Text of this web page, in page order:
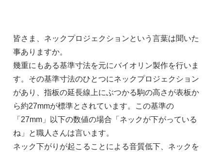
皆さま、ネックプロジェクションという言葉は聞いた
事ありますか。
幾重にもある基準寸法を元にバイオリン製作を行いま
す。その基準寸法のひとつにネックプロジェクション
があり、指板の延長線上にぶつかる駒の高さが表板か
ら約27mmが標準とされています。この基準の
「27mm」以下の数値の場合「ネックが下がっている
ね」と職人さんは言います。
ネック下がりが起こることによる音質低下、ネックを